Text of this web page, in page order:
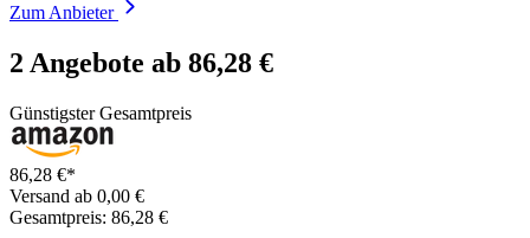
Zum Anbieter
2 Angebote ab 86,28 €
Günstigster Gesamtpreis
86,28 €*
Versand ab 0,00 €
Gesamtpreis: 86,28 €